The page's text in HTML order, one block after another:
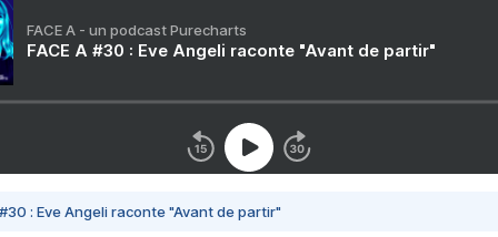
FACE A - un podcast Purecharts
FACE A #30 : Eve Angeli raconte "Avant de partir"
#30 : Eve Angeli raconte "Avant de partir"